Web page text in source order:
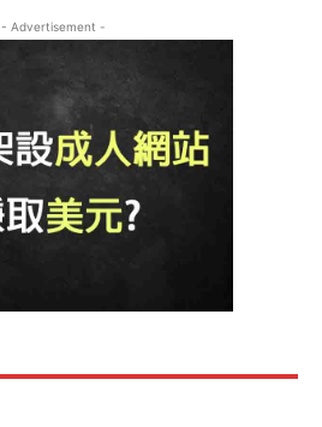
- Advertisement -